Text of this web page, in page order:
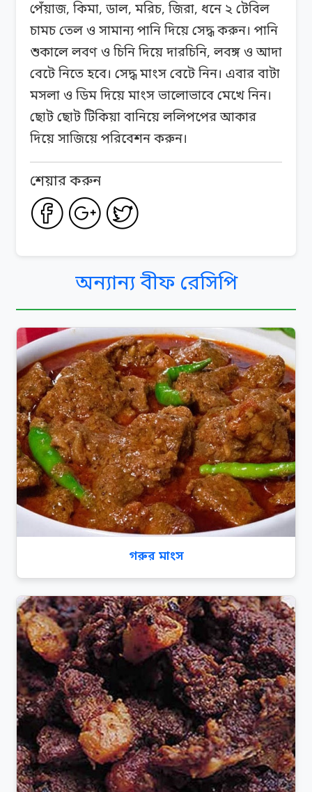
পেঁয়াজ, কিমা, ডাল, মরিচ, জিরা, ধনে ২ টেবিল
চামচ তেল ও সামান্য পানি দিয়ে সেদ্ধ করুন। পানি
শুকালে লবণ ও চিনি দিয়ে দারচিনি, লবঙ্গ ও আদা
বেটে নিতে হবে। সেদ্ধ মাংস বেটে নিন। এবার বাটা
মসলা ও ডিম দিয়ে মাংস ভালোভাবে মেখে নিন।
ছোট ছোট টিকিয়া বানিয়ে ললিপপের আকার
দিয়ে সাজিয়ে পরিবেশন করুন।
শেয়ার করুন
অন্যান্য বীফ রেসিপি
গরুর মাংস